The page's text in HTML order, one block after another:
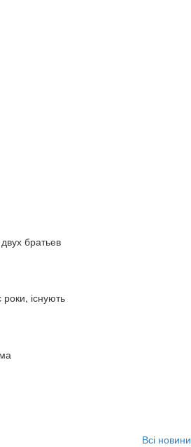
братьев
існують
Всі новини